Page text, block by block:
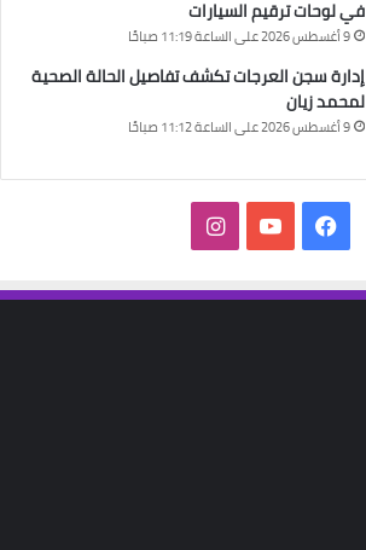
في لوحات ترقيم السيارات
9 أغسطس 2026 على الساعة 11:19 صباحًا
إدارة سجن العرجات تكشف تفاصيل الحالة الصحية
لمحمد زيان
9 أغسطس 2026 على الساعة 11:12 صباحًا
فيسبوك‫YouTubeانستقرام